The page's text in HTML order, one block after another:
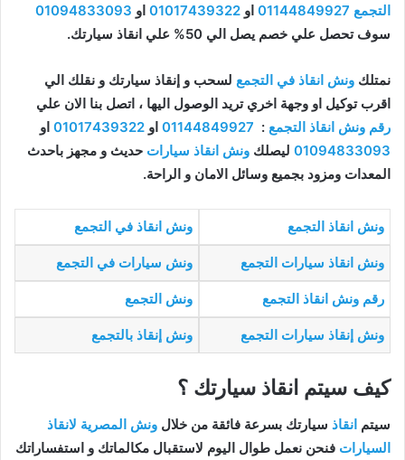
التجمع 01144849927 او 01017439322 او 01094833093
سوف تحصل علي خصم يصل الي 50% علي انقاذ سيارتك.
نمتلك ونش انقاذ في التجمع لسحب و إنقاذ سيارتك و نقلك الي
اقرب توكيل او وجهة اخري تريد الوصول اليها ، اتصل بنا الان علي
رقم ونش انقاذ التجمع :
01144849927 او 01017439322 او
01094833093 ليصلك ونش انقاذ سيارات حديث و مجهز باحدث
المعدات ومزود بجميع وسائل الامان و الراحة.
ونش انقاذ التجمع ونش انقاذ في التجمع
ونش انقاذ سيارات التجمع ونش سيارات في التجمع
رقم ونش انقاذ التجمع ونش التجمع
ونش إنقاذ سيارات التجمع ونش إنقاذ بالتجمع
كيف سيتم انقاذ سيارتك ؟
سيتم انقاذ سيارتك بسرعة فائقة من خلال ونش المصرية لانقاذ
السيارات فنحن نعمل طوال اليوم لاستقبال مكالماتك و استفساراتك